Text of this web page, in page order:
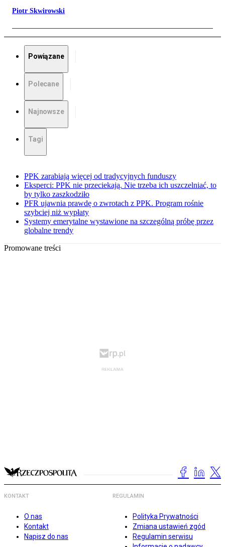
Piotr Skwirowski
Powiązane
Polecane
Najnowsze
Tagi
PPK zarabiają więcej od tradycyjnych funduszy
Eksperci: PPK nie przeciekają. Nie trzeba ich uszczelniać, to
by tylko zaszkodziło
PFR ujawnia prawdę o zwrotach z PPK. Program rośnie
szybciej niż wypłaty
Systemy emerytalne wystawione na szczególną próbę przez
globalne trendy
Promowane treści
KONTAKT
O nas
Kontakt
Napisz do nas
REGULAMIN
Polityka Prywatności
Zmiana ustawień zgód
Regulamin serwisu